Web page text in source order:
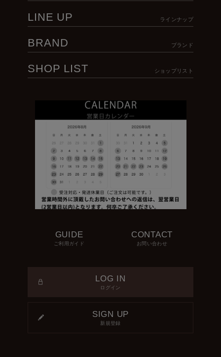
LINE UP ラインナップ
BRAND ブランド
SHOP LIST ショップリスト
GUIDE
ご利用ガイド
CONTACT
お問い合わせ
LOG IN
ログイン
SIGN UP
新規登録